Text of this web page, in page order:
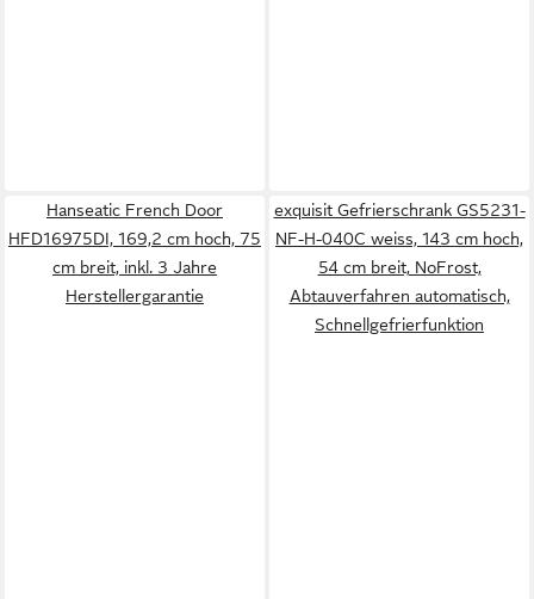
Hanseatic French Door
HFD16975DI, 169,2 cm hoch, 75
cm breit, inkl. 3 Jahre
Herstellergarantie
exquisit Gefrierschrank GS5231-
NF-H-040C weiss, 143 cm hoch,
54 cm breit, NoFrost,
Abtauverfahren automatisch,
Schnellgefrierfunktion